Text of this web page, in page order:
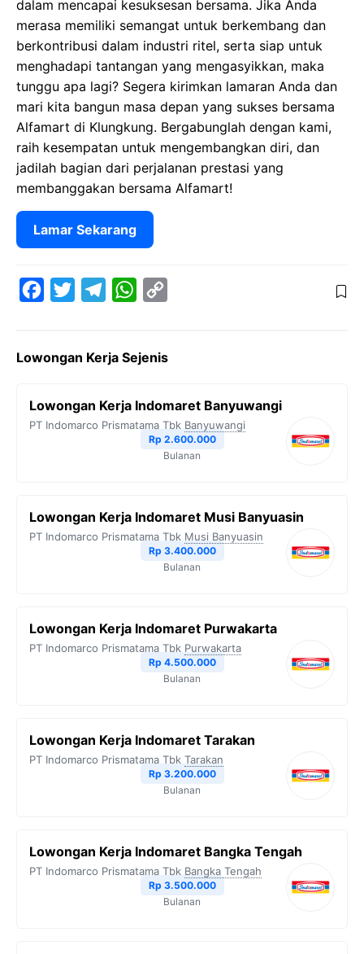
dalam mencapai kesuksesan bersama. Jika Anda
merasa memiliki semangat untuk berkembang dan
berkontribusi dalam industri ritel, serta siap untuk
menghadapi tantangan yang mengasyikkan, maka
tunggu apa lagi? Segera kirimkan lamaran Anda dan
mari kita bangun masa depan yang sukses bersama
Alfamart di Klungkung. Bergabunglah dengan kami,
raih kesempatan untuk mengembangkan diri, dan
jadilah bagian dari perjalanan prestasi yang
membanggakan bersama Alfamart!
Lamar Sekarang
e
o
t
e
e
r
W
t
A
y
i
n
k
Lowongan Kerja Sejenis
Lowongan Kerja Indomaret Banyuwangi
PT Indomarco Prismatama Tbk Banyuwangi
Rp 2.600.000
Bulanan
Lowongan Kerja Indomaret Musi Banyuasin
PT Indomarco Prismatama Tbk Musi Banyuasin
Rp 3.400.000
Bulanan
Lowongan Kerja Indomaret Purwakarta
PT Indomarco Prismatama Tbk Purwakarta
Rp 4.500.000
Bulanan
Lowongan Kerja Indomaret Tarakan
PT Indomarco Prismatama Tbk Tarakan
Rp 3.200.000
Bulanan
Lowongan Kerja Indomaret Bangka Tengah
PT Indomarco Prismatama Tbk Bangka Tengah
Rp 3.500.000
Bulanan